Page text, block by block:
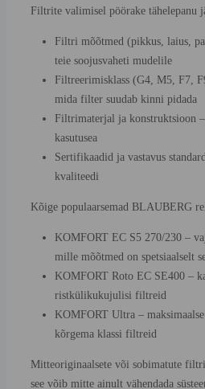
Filtrite valimisel pöörake tähelepanu
Filtri mõõtmed (pikkus, laius,
teie soojusvaheti mudelile
Filtreerimisklass (G4, M5, F7,
mida filter suudab kinni pidada
Filtrimaterjal ja konstruktsioon
kasutusea
Sertifikaadid ja vastavus
kvaliteedi
Kõige populaarsemad BLAUBERG
KOMFORT EC S5 270/230 –
mille mõõtmed on spetsiaalselt
KOMFORT Roto EC SE400 –
ristkülikukujulisi filtreid
KOMFORT Ultra –
kõrgema klassi filtreid
Mitteoriginaalsete või sobimatute
see võib mitte ainult vähendada